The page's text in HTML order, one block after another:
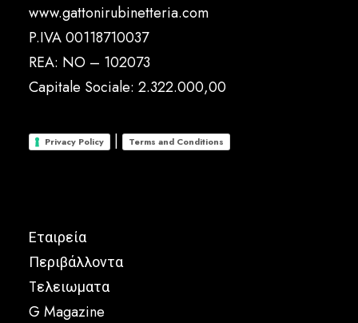
www.gattonirubinetteria.com
P.IVA 00118710037
REA: NO – 102073
Capitale Sociale: 2.322.000,00
Privacy Policy | Terms and Conditions
Εταιρεία
Περιβάλλοντα
Tελειωματα
G Magazine